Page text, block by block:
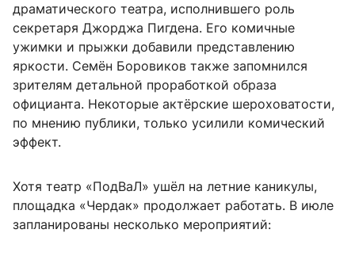
драматического театра, исполнившего роль
секретаря Джорджа Пигдена. Его комичные
ужимки и прыжки добавили представлению
яркости. Семён Боровиков также запомнился
зрителям детальной проработкой образа
официанта. Некоторые актёрские шероховатости,
по мнению публики, только усилили комический
эффект.
Хотя театр «ПодВаЛ» ушёл на летние каникулы,
площадка «Чердак» продолжает работать. В июле
запланированы несколько мероприятий: